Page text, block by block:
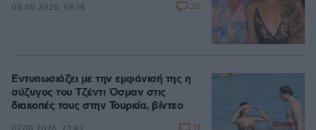
08.08.2026, 09:14 26
Εντυπωσιάζει με την εμφάνισή της η
σύζυγος του Τζέντι Όσμαν στις
διακοπές τους στην Τουρκία, βίντεο